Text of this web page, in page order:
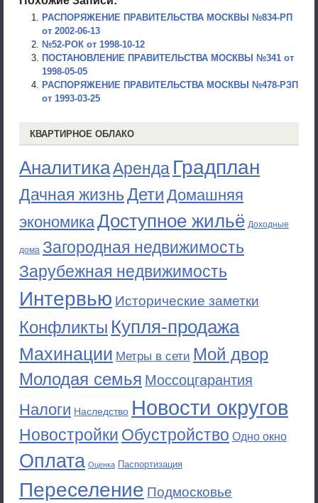
РАСПОРЯЖЕНИЕ ПРАВИТЕЛЬСТВА МОСКВЫ №834-РП
от 2002-06-13
№52-РОК от 1998-10-12
ПОСТАНОВЛЕНИЕ ПРАВИТЕЛЬСТВА МОСКВЫ №341 от
1998-05-05
РАСПОРЯЖЕНИЕ ПРАВИТЕЛЬСТВА МОСКВЫ №478-РЗП
от 1993-03-25
КВАРТИРНОЕ ОБЛАКО
АналитикаАренда Градплан
Дачная жизньДети Домашняя
экономикаДоступное жильё Доходные
дома Загородная недвижимость
Зарубежная недвижимость
Интервью Исторические заметки
Конфликты Купля-продажа
Махинации Метры в сети Мой двор
Молодая семья Моссоцгарантия
Налоги Наследство Новости округов
Новостройки Обустройство Одно окно
Оплата Оценка Паспортизация
Переселение Подмосковье